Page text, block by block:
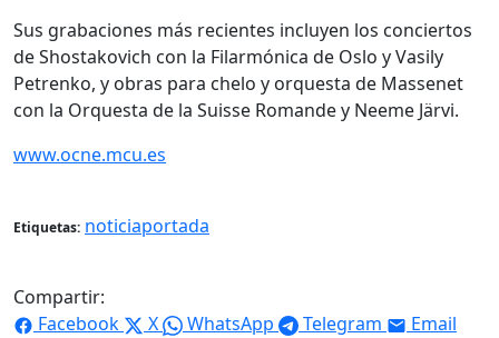
Sus grabaciones más recientes incluyen los conciertos
de Shostakovich con la Filarmónica de Oslo y Vasily
Petrenko, y obras para chelo y orquesta de Massenet
con la Orquesta de la Suisse Romande y Neeme Järvi.
www.ocne.mcu.es
Etiquetas: noticiaportada
Compartir:
Facebook
X WhatsApp Telegram Email